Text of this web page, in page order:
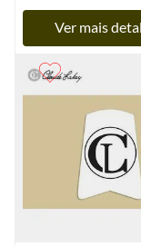
Ver mais